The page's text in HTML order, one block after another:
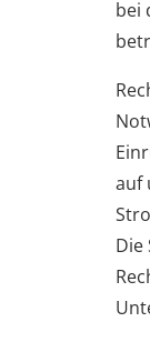
bei
auf
Die